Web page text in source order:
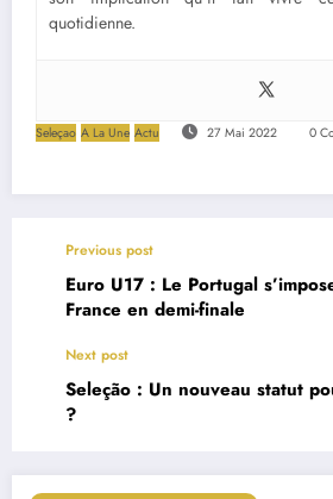
quotidienne.
Seleçao A La Une Actu 27 Mai 2022 0
Previous post
Euro U17 : Le Portugal
France en demi-finale
Next post
Seleção : Un nouveau statut
?